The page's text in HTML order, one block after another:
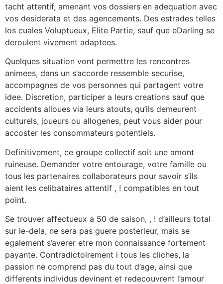
tacht attentif, amenant vos dossiers en adequation avec
vos desiderata et des agencements. Des estrades telles
los cuales Voluptueux, Elite Partie, sauf que eDarling se
deroulent vivement adaptees.
Quelques situation vont permettre les rencontres
animees, dans un s’accorde ressemble securise,
accompagnes de vos personnes qui partagent votre
idee. Discretion, participer a leurs creations sauf que
accidents alloues via leurs atouts, qu’ils demeurent
culturels, joueurs ou allogenes, peut vous aider pour
accoster les consommateurs potentiels.
Definitivement, ce groupe collectif soit une amont
ruineuse. Demander votre entourage, votre famille ou
tous les partenaires collaborateurs pour savoir s’ils
aient les celibataires attentif , ! compatibles en tout
point.
Se trouver affectueux a 50 de saison, , ! d’ailleurs total
sur le-dela, ne sera pas guere posterieur, mais se
egalement s’averer etre mon connaissance fortement
payante. Contradictoirement i tous les cliches, la
passion ne comprend pas du tout d’age, ainsi que
differents individus devinent et redecouvrent l’amour